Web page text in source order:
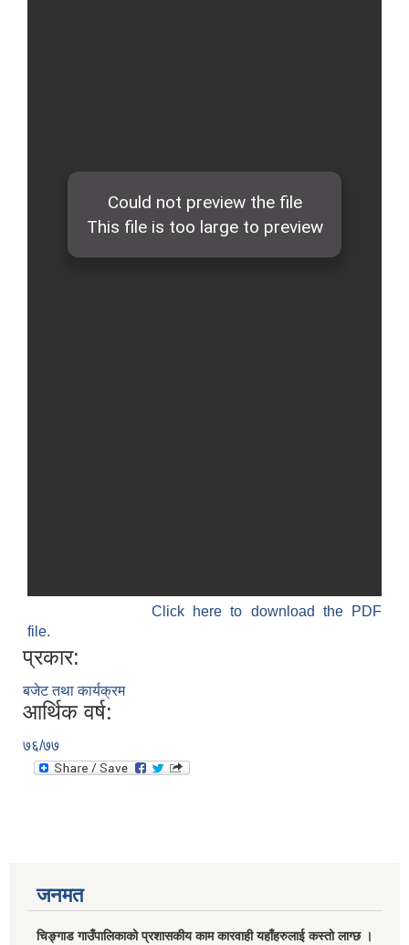
Click here to download the PDF
file.
प्रकार:
बजेट तथा कार्यक्रम
आर्थिक वर्ष:
७६/७७
जनमत
चिङ्गाड गाउँपालिकाको प्रशासकीय काम कारवाही यहाँहरुलाई कस्तो लाग्छ ।